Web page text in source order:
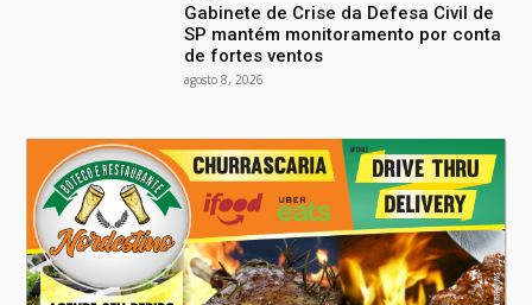
Gabinete de Crise da Defesa Civil de
SP mantém monitoramento por conta
de fortes ventos
agosto 8, 2026